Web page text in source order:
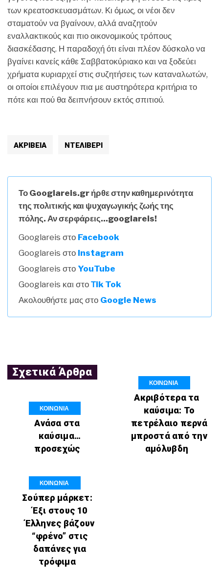
των κρεατοσκευασμάτων. Κι όμως, οι νέοι δεν
σταματούν να βγαίνουν, αλλά αναζητούν
εναλλακτικούς και πιο οικονομικούς τρόπους
διασκέδασης. Η παραδοχή ότι είναι πλέον δύσκολο να
βγαίνει κανείς κάθε Σαββατοκύριακο και να ξοδεύει
χρήματα κυριαρχεί στις συζητήσεις των καταναλωτών,
οι οποίοι επιλέγουν πια με αυστηρότερα κριτήρια το
πότε και πού θα δειπνήσουν εκτός σπιτιού.
ΑΚΡΙΒΕΙΑ ΝΤΕΛΙΒΕΡΙ
Το Googlareis.gr ήρθε στην καθημερινότητα
της πολιτικής και ψυχαγωγικής ζωής της
πόλης. Αν σερφάρεις...googlareis!
Googlareis στο Facebook
Googlareis στο Instagram
Googlareis στο YouTube
Googlareis και στο Τik Tok
Ακολουθήστε μας στο Google News
Σχετικά Άρθρα
ΚΟΙΝΩΝΙΑ
Ανάσα στα
καύσιμα…
προσεχώς
ΚΟΙΝΩΝΙΑ
Ακριβότερα τα
καύσιμα: Το
πετρέλαιο περνά
μπροστά από την
αμόλυβδη
ΚΟΙΝΩΝΙΑ
Σούπερ μάρκετ:
Έξι στους 10
Έλληνες βάζουν
“φρένο” στις
δαπάνες για
τρόφιμα